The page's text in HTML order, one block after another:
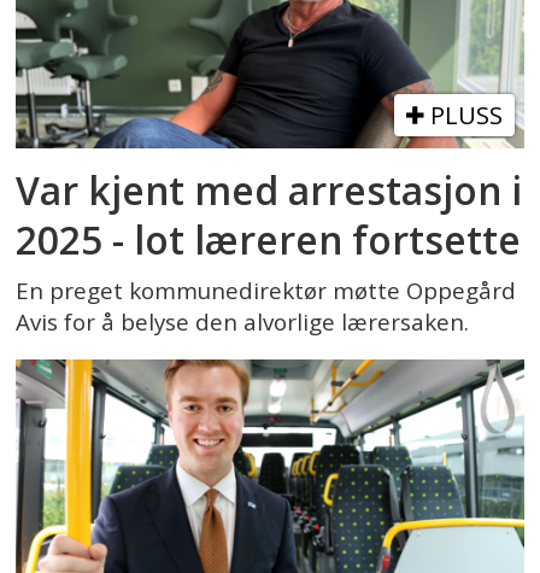
PLUSS
Var kjent med arrestasjon i
2025 - lot læreren fortsette
En preget kommunedirektør møtte Oppegård
Avis for å belyse den alvorlige lærersaken.